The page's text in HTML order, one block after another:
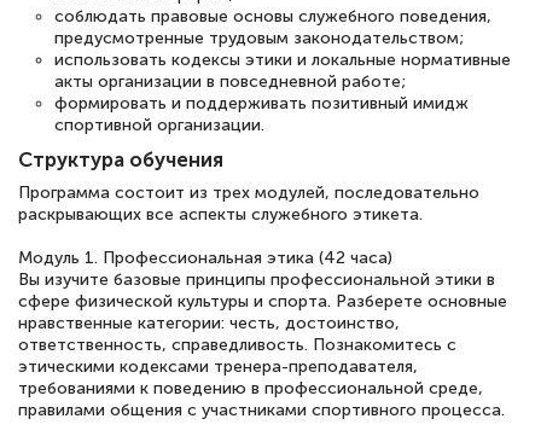
Светлана К
Знаток города 7 уровня
10 марта 2026
Оставила заявку на обучение онлайн, мне
быстро ответили, разъяснили все детали.
Обучение понравилось: огромное
количество тематической литературы,
пособий и учебников доступно на время
прохождения курса, удобная система
аттестации, проблем не возникло ни на
каком этапе…
соблюдать правовые основы служебного поведения,
предусмотренные трудовым законодательством;
использовать кодексы этики и локальные нормативные
акты организации в повседневной работе;
формировать и поддерживать позитивный имидж
спортивной организации.
Структура обучения
Программа состоит из трех модулей, последовательно
раскрывающих все аспекты служебного этикета.
Модуль 1. Профессиональная этика (42 часа)
Вы изучите базовые принципы профессиональной этики в
сфере физической культуры и спорта. Разберете основные
нравственные категории: честь, достоинство,
ответственность, справедливость. Познакомитесь с
этическими кодексами тренера-преподавателя,
требованиями к поведению в профессиональной среде,
правилами общения с участниками спортивного процесса.